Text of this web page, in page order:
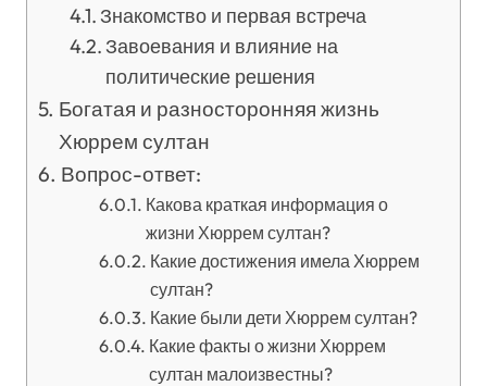
Знакомство и первая встреча
Завоевания и влияние на
политические решения
Богатая и разносторонняя жизнь
Хюррем султан
Вопрос-ответ:
Какова краткая информация о
жизни Хюррем султан?
Какие достижения имела Хюррем
султан?
Какие были дети Хюррем султан?
Какие факты о жизни Хюррем
султан малоизвестны?